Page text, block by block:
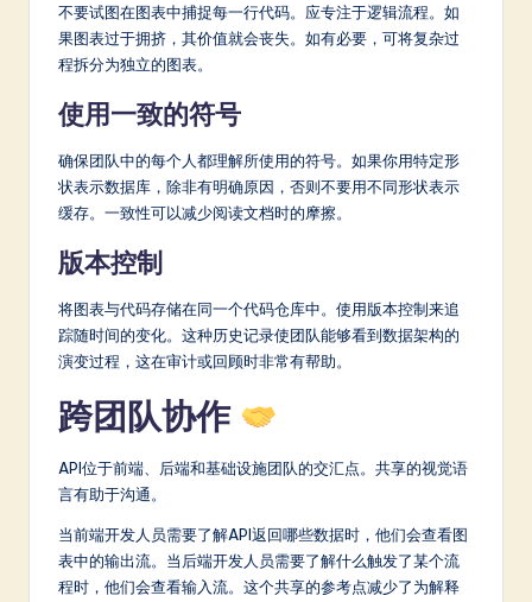
不要试图在图表中捕捉每一行代码。应专注于逻辑流程。如
果图表过于拥挤，其价值就会丧失。如有必要，可将复杂过
程拆分为独立的图表。
使用一致的符号
确保团队中的每个人都理解所使用的符号。如果你用特定形
状表示数据库，除非有明确原因，否则不要用不同形状表示
缓存。一致性可以减少阅读文档时的摩擦。
版本控制
将图表与代码存储在同一个代码仓库中。使用版本控制来追
踪随时间的变化。这种历史记录使团队能够看到数据架构的
演变过程，这在审计或回顾时非常有帮助。
跨团队协作
API位于前端、后端和基础设施团队的交汇点。共享的视觉语
言有助于沟通。
当前端开发人员需要了解API返回哪些数据时，他们会查看图
表中的输出流。当后端开发人员需要了解什么触发了某个流
程时，他们会查看输入流。这个共享的参考点减少了为解释